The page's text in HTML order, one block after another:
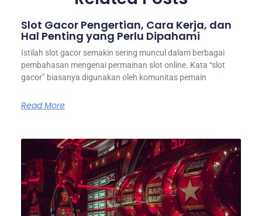
Slot Gacor Pengertian, Cara Kerja, dan
Hal Penting yang Perlu Dipahami
Istilah slot gacor semakin sering muncul dalam berbagai
pembahasan mengenai permainan slot online. Kata “slot
gacor” biasanya digunakan oleh komunitas pemain
Read More